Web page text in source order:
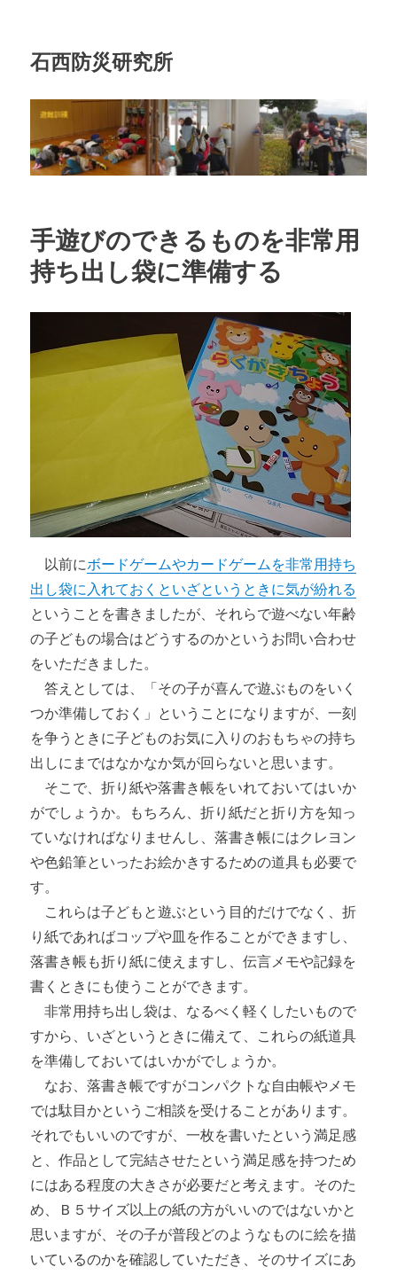
石西防災研究所
手遊びのできるものを非常用
持ち出し袋に準備する
以前にボードゲームやカードゲームを非常用持ち
出し袋に入れておくといざというときに気が紛れる
ということを書きましたが、それらで遊べない年齢
の子どもの場合はどうするのかというお問い合わせ
をいただきました。
答えとしては、「その子が喜んで遊ぶものをいく
つか準備しておく」ということになりますが、一刻
を争うときに子どものお気に入りのおもちゃの持ち
出しにまではなかなか気が回らないと思います。
そこで、折り紙や落書き帳をいれておいてはいか
がでしょうか。もちろん、折り紙だと折り方を知っ
ていなければなりませんし、落書き帳にはクレヨン
や色鉛筆といったお絵かきするための道具も必要で
す。
これらは子どもと遊ぶという目的だけでなく、折
り紙であればコップや皿を作ることができますし、
落書き帳も折り紙に使えますし、伝言メモや記録を
書くときにも使うことができます。
非常用持ち出し袋は、なるべく軽くしたいもので
すから、いざというときに備えて、これらの紙道具
を準備しておいてはいかがでしょうか。
なお、落書き帳ですがコンパクトな自由帳やメモ
では駄目かというご相談を受けることがあります。
それでもいいのですが、一枚を書いたという満足感
と、作品として完結させたという満足感を持つため
にはある程度の大きさが必要だと考えます。そのた
め、Ｂ５サイズ以上の紙の方がいいのではないかと
思いますが、その子が普段どのようなものに絵を描
いているのかを確認していただき、そのサイズにあ